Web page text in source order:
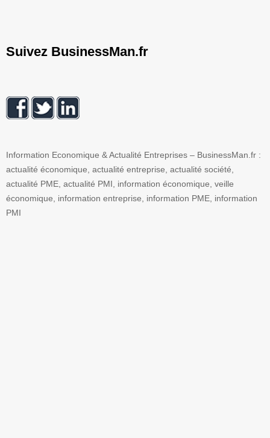
Suivez BusinessMan.fr
Information Economique & Actualité Entreprises – BusinessMan.fr :
actualité économique, actualité entreprise, actualité société,
actualité PME, actualité PMI, information économique, veille
économique, information entreprise, information PME, information
PMI